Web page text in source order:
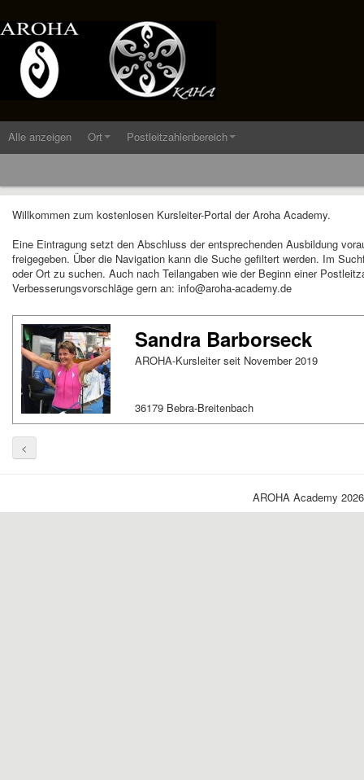
Alle anzeigen Ort Postleitzahlenbereich
Willkommen zum kostenlosen Kursleiter-Portal der Aroha Academy.
Eine Eintragung setzt den Abschluss der entsprechenden Ausbildung
freigegeben. Über die Navigation kann die Suche gefiltert werden. Im
oder Ort zu suchen. Auch nach Teilangaben wie der Beginn einer
Verbesserungsvorschläge gern an: info@aroha-academy.de
Sandra Barborseck
AROHA-Kursleiter seit November 2019
36179 Bebra-Breitenbach
<
AROHA Academy